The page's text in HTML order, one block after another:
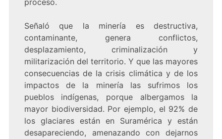
proceso.
Señaló que la minería es destructiva,
contaminante, genera conflictos,
desplazamiento, criminalización y
militarización del territorio. Y que las mayores
consecuencias de la crisis climática y de los
impactos de la minería las sufrimos los
pueblos indígenas, porque albergamos la
mayor biodiversidad. Por ejemplo, el 92% de
los glaciares están en Suramérica y están
desapareciendo, amenazando con dejarnos